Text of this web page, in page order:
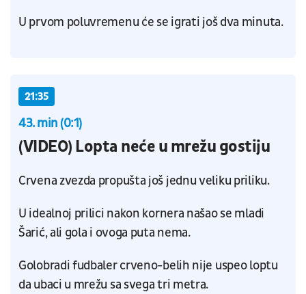
U prvom poluvremenu će se igrati još dva minuta.
21:35
43. min (0:1)
(VIDEO) Lopta neće u mrežu gostiju
Crvena zvezda propušta još jednu veliku priliku.
U idealnoj prilici nakon kornera našao se mladi
Šarić, ali gola i ovoga puta nema.
Golobradi fudbaler crveno-belih nije uspeo loptu
da ubaci u mrežu sa svega tri metra.